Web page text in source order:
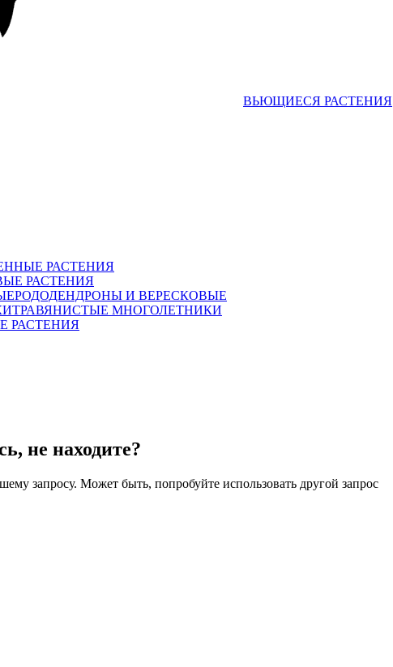
ВЬЮЩИЕСЯ РАСТЕНИЯ
РАСТЕНИЯ
РАСТЕНИЯ
РОДОДЕНДРОНЫ И ВЕРЕСКОВЫЕ
ТРАВЯНИСТЫЕ МНОГОЛЕТНИКИ
РАСТЕНИЯ
не находите?
запросу. Может быть, попробуйте использовать другой запрос